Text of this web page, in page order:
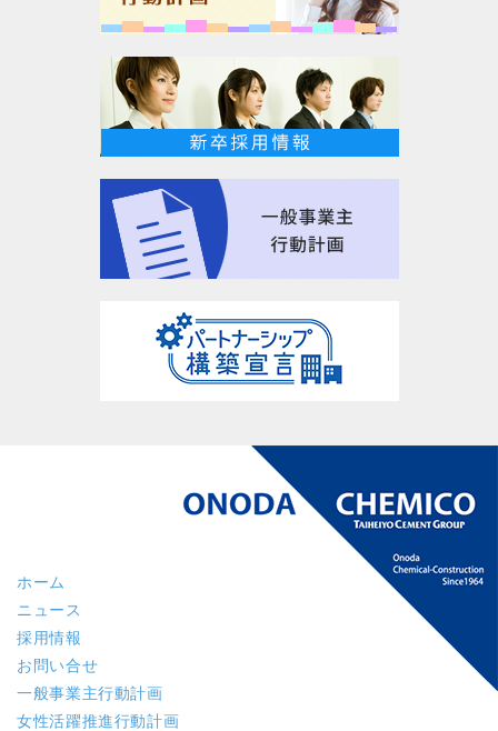
ホーム
ニュース
採用情報
お問い合せ
一般事業主行動計画
女性活躍推進行動計画